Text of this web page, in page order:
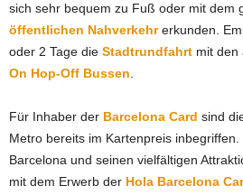
sich sehr bequem zu Fuß oder mit dem
öffentlichen Nahverkehrerkunden.
oder 2 Tage die Stadtrundfahrt mit den
On Hop-Off Bussen
Für Inhaber der Barcelona Card sind
Metro bereits im Kartenpreis
Barcelona und seinen vielfältigen
mit dem Erwerb der Hola Barcelona